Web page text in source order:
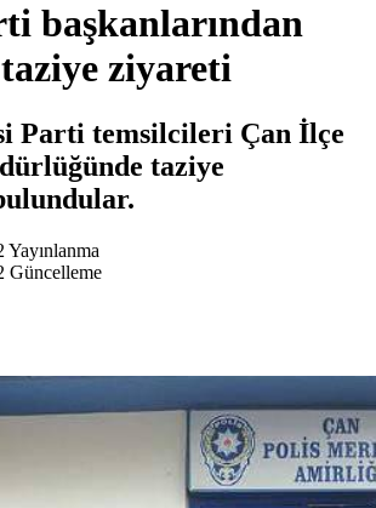
başkanlarından
ziyareti
Parti temsilcileri Çan İlçe
taziye
Yayınlanma
Güncelleme